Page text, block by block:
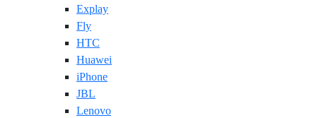
Explay
Fly
HTC
Huawei
iPhone
JBL
Lenovo